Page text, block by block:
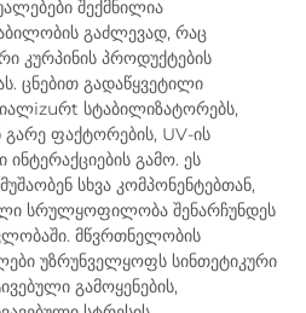
შექმნილია
გაძლევად, რაც
კურპინის პროდუქტების
ცნებით გადაწყვეტილი
სტაბილიზატორებს,
ფაქტორების, UV-ის
ინტერაქციების გამო. ეს
სხვა კომპონენტებთან,
სრულყოფილობა შენარჩუნდეს
მწვრთნელობის
უზრუნველყოფს სინთეტიკური
გამოყენების,